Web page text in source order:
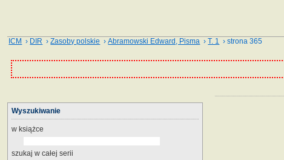
ICM › DIR ›Zasoby polskie ›Abramowski Edward, Pisma ›T. 1 › strona 365
Wyszukiwanie
w książce
szukaj w całej serii